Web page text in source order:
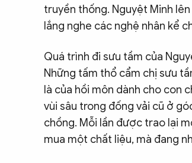
truyền thống. Nguyệt Minh
lắng nghe các nghệ nhân kể
Quá trình đi sưu tầm của
Những tấm thổ cẩm chị sưu
là của hồi môn dành cho con
vùi sâu trong đống vải cũ ở
chồng. Mỗi lần được trao lại
mua một chất liệu, mà đang